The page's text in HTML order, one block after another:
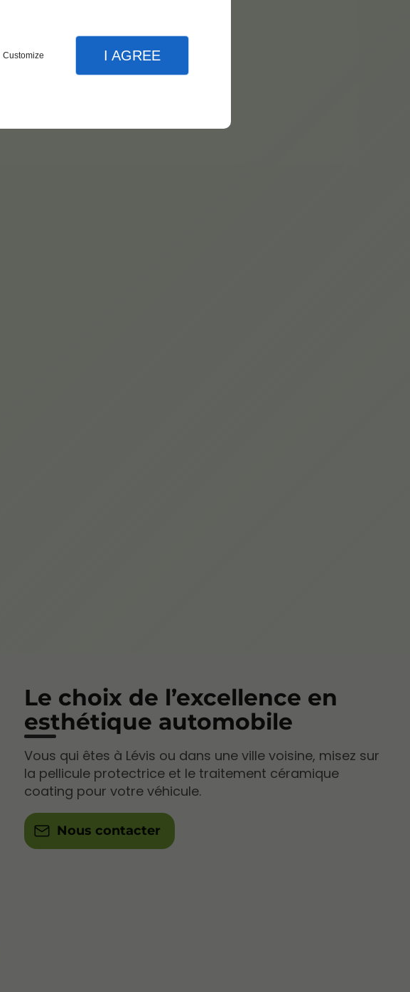
Customize I AGREE
Le choix de l’excellence en
esthétique automobile
Vous qui êtes à Lévis ou dans une ville voisine, misez sur
la pellicule protectrice et le traitement céramique
coating pour votre véhicule.
Nous contacter